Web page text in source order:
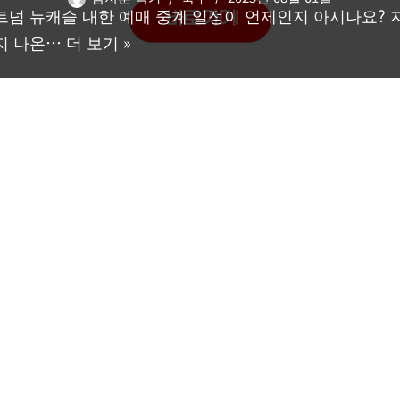
넘 뉴캐슬 내한 예매 중계 일정이 언제인지 아시나요?
나온… 더 보기 »